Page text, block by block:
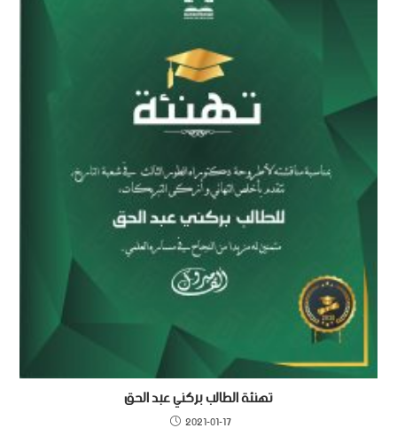
تهنئة الطالب بركني عبد الحق
2021-01-17